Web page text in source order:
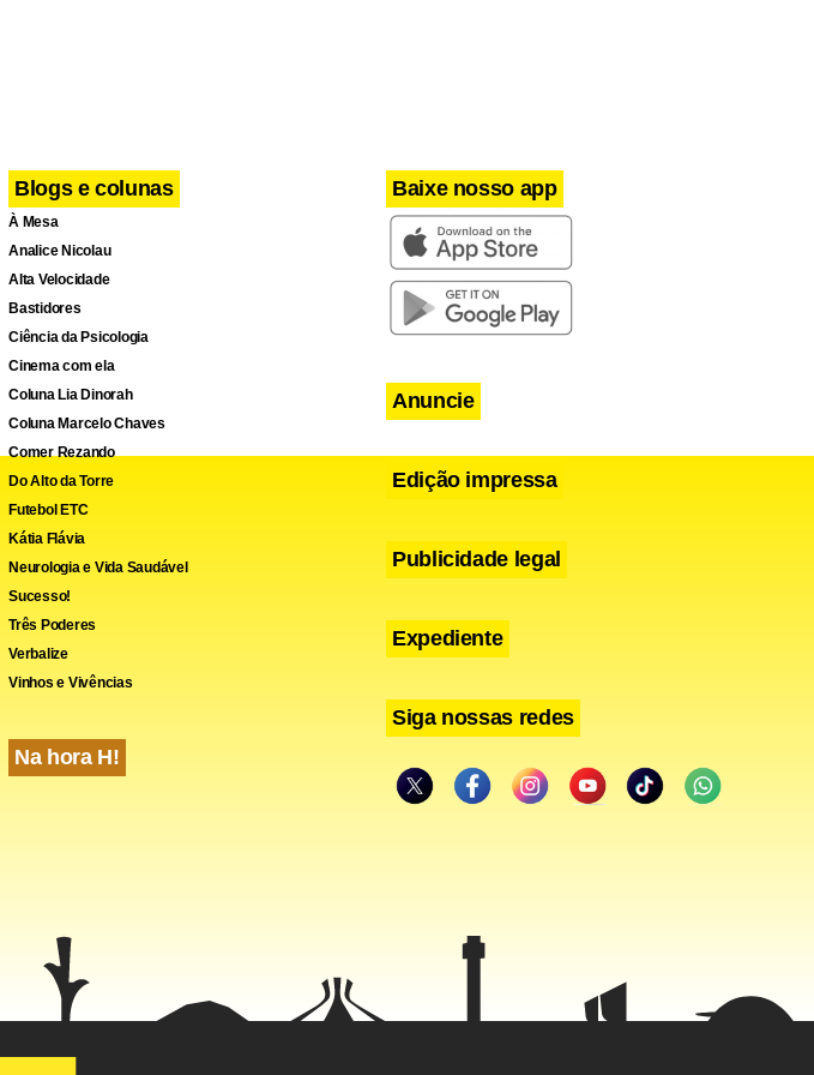
Blogs e colunas
À Mesa
Analice Nicolau
Alta Velocidade
Bastidores
Ciência da Psicologia
Cinema com ela
Coluna Lia Dinorah
Coluna Marcelo Chaves
Comer Rezando
Do Alto da Torre
Futebol ETC
Kátia Flávia
Neurologia e Vida Saudável
Sucesso!
Três Poderes
Verbalize
Vinhos e Vivências
Na hora H!
Baixe nosso app
Anuncie
Edição impressa
Publicidade legal
Expediente
Siga nossas redes